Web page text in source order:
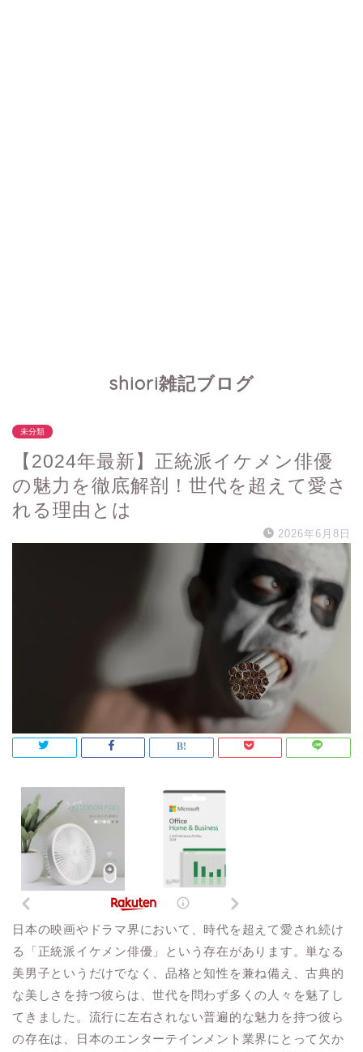
shiori雑記ブログ
未分類
【2024年最新】正統派イケメン俳優
の魅力を徹底解剖！世代を超えて愛さ
れる理由とは
2026年6月8日
日本の映画やドラマ界において、時代を超えて愛され続け
る「正統派イケメン俳優」という存在があります。単なる
美男子というだけでなく、品格と知性を兼ね備え、古典的
な美しさを持つ彼らは、世代を問わず多くの人々を魅了し
てきました。流行に左右されない普遍的な魅力を持つ彼ら
の存在は、日本のエンターテインメント業界にとって欠か